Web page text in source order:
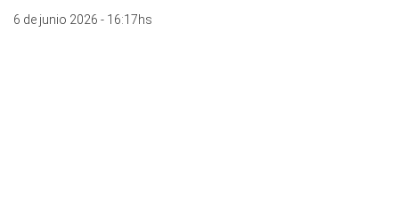
6 de junio 2026 - 16:17hs